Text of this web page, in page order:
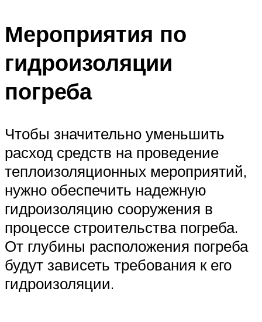
Мероприятия по
гидроизоляции
погреба
Чтобы значительно уменьшить
расход средств на проведение
теплоизоляционных мероприятий,
нужно обеспечить надежную
гидроизоляцию сооружения в
процессе строительства погреба.
От глубины расположения погреба
будут зависеть требования к его
гидроизоляции.